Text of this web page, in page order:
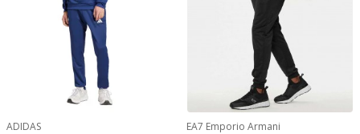
ADIDAS EA7 Emporio Armani